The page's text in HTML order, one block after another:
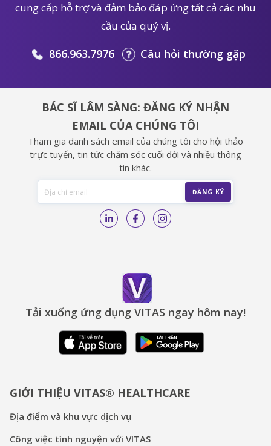
cung cấp hỗ trợ và đảm bảo đáp ứng tất cả các nhu
cầu của quý vị.
866.963.7976 Câu hỏi thường gặp
BÁC SĨ LÂM SÀNG: ĐĂNG KÝ NHẬN
EMAIL CỦA CHÚNG TÔI
Tham gia danh sách email của chúng tôi cho hội thảo
trực tuyến, tin tức chăm sóc cuối đời và nhiều thông
tin khác.
Tải xuống ứng dụng VITAS ngay hôm nay!
GIỚI THIỆU VITAS® HEALTHCARE
Địa điểm và khu vực dịch vụ
Công việc tình nguyện với VITAS